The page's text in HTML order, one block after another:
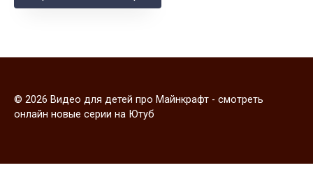
© 2026 Видео для детей про Майнкрафт - смотреть
онлайн новые серии на Ютуб